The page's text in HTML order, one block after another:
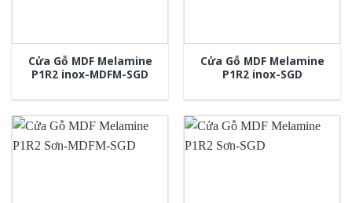
Cửa Gỗ MDF Melamine
P1R2 inox-MDFM-SGD
Cửa Gỗ MDF Melamine
P1R2 inox-SGD